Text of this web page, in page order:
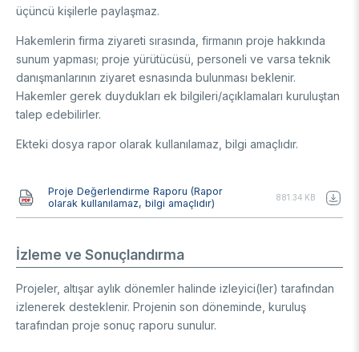
üçüncü kişilerle paylaşmaz.
Hakemlerin firma ziyareti sırasında, firmanın proje hakkında
sunum yapması; proje yürütücüsü, personeli ve varsa teknik
danışmanlarının ziyaret esnasında bulunması beklenir.
Hakemler gerek duydukları ek bilgileri/açıklamaları kuruluştan
talep edebilirler.
Ekteki dosya rapor olarak kullanılamaz, bilgi amaçlıdır.
Proje Değerlendirme Raporu (Rapor
olarak kullanılamaz, bilgi amaçlıdır)
881.34 KB
İzleme ve Sonuçlandırma
Projeler, altışar aylık dönemler halinde izleyici(ler) tarafından
izlenerek desteklenir. Projenin son döneminde, kuruluş
tarafından proje sonuç raporu sunulur.